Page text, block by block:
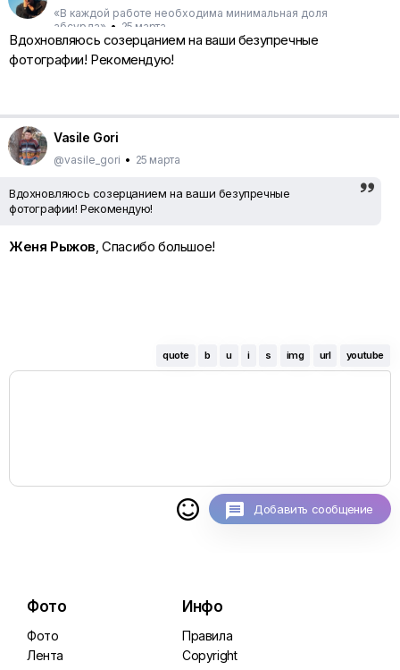
«В каждой работе необходима минимальная доля
абсурда» • 25 марта
Вдохновляюсь созерцанием на ваши безупречные
фотографии! Рекомендую!
Vasile Gori
@vasile_gori • 25 марта
Вдохновляюсь созерцанием на ваши безупречные
фотографии! Рекомендую!
Женя Рыжов , Спасибо большое!
quote b u i s img url youtube
 Добавить сообщение
Фото
Фото
Лента
Инфо
Правила
Copyright